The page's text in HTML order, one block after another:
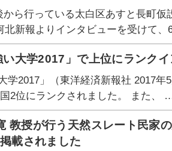
ら行っている太白区あすと長町仮
北新報よりインタビューを受けて
大学2017」で上位にランク
2017」（東洋経済新報社 2017年5
2位にランクされました。 また、
教授が行う天然スレート民家
載されました